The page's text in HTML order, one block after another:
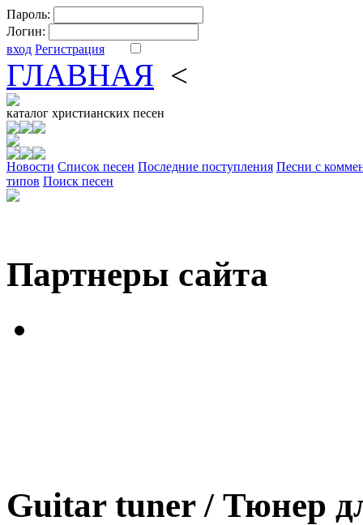
Пароль:
Логин:
вход Регистрация
ГЛАВНАЯ <
каталог христианских песен
Новости Cписок песен Последние поступления Песни с
типов Поиск песен
Партнеры сайта
Guitar tuner / Тюнер